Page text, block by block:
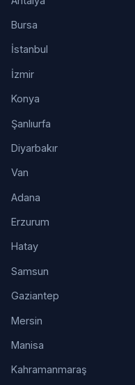
Bursa
İstanbul
İzmir
Konya
Şanlıurfa
Diyarbakır
Van
Adana
Erzurum
Hatay
Samsun
Gaziantep
Mersin
Manisa
Kahramanmaraş